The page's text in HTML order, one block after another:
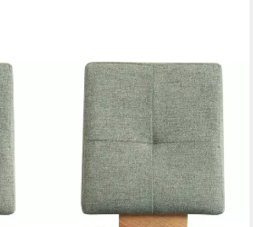
(Set, 2 St), Gestell Eiche
Bestseller